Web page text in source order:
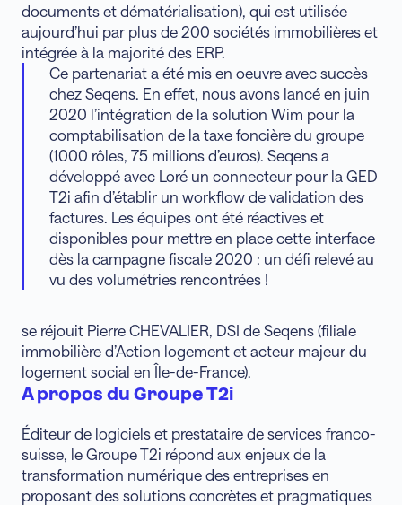
documents et dématérialisation), qui est utilisée
aujourd’hui par plus de 200 sociétés immobilières et
intégrée à la majorité des ERP.
Ce partenariat a été mis en oeuvre avec succès
chez Seqens. En effet, nous avons lancé en juin
2020 l’intégration de la solution Wim pour la
comptabilisation de la taxe foncière du groupe
(1000 rôles, 75 millions d’euros). Seqens a
développé avec Loré un connecteur pour la GED
T2i afin d’établir un workflow de validation des
factures. Les équipes ont été réactives et
disponibles pour mettre en place cette interface
dès la campagne fiscale 2020 : un défi relevé au
vu des volumétries rencontrées !
se réjouit Pierre CHEVALIER, DSI de Seqens (filiale
immobilière d’Action logement et acteur majeur du
logement social en Île-de-France).
A propos du Groupe T2i
Éditeur de logiciels et prestataire de services franco-
suisse, le Groupe T2i répond aux enjeux de la
transformation numérique des entreprises en
proposant des solutions concrètes et pragmatiques